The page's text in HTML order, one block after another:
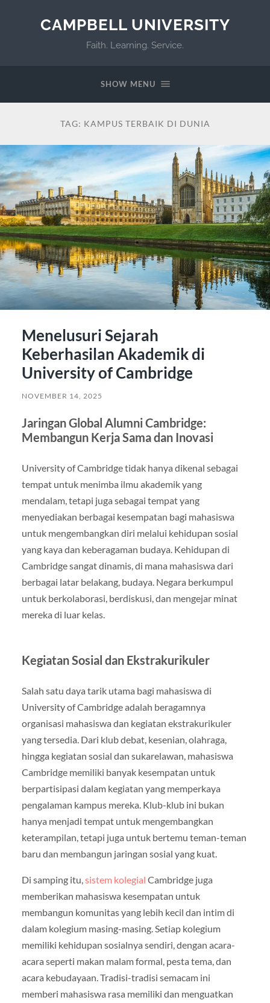
CAMPBELL UNIVERSITY
Faith. Learning. Service.
SHOW MENU
TAG: KAMPUS TERBAIK DI DUNIA
Menelusuri Sejarah
Keberhasilan Akademik di
University of Cambridge
NOVEMBER 14, 2025
Jaringan Global Alumni Cambridge:
Membangun Kerja Sama dan Inovasi
University of Cambridge tidak hanya dikenal sebagai
tempat untuk menimba ilmu akademik yang
mendalam, tetapi juga sebagai tempat yang
menyediakan berbagai kesempatan bagi mahasiswa
untuk mengembangkan diri melalui kehidupan sosial
yang kaya dan keberagaman budaya. Kehidupan di
Cambridge sangat dinamis, di mana mahasiswa dari
berbagai latar belakang, budaya. Negara berkumpul
untuk berkolaborasi, berdiskusi, dan mengejar minat
mereka di luar kelas.
Kegiatan Sosial dan Ekstrakurikuler
Salah satu daya tarik utama bagi mahasiswa di
University of Cambridge adalah beragamnya
organisasi mahasiswa dan kegiatan ekstrakurikuler
yang tersedia. Dari klub debat, kesenian, olahraga,
hingga kegiatan sosial dan sukarelawan, mahasiswa
Cambridge memiliki banyak kesempatan untuk
berpartisipasi dalam kegiatan yang memperkaya
pengalaman kampus mereka. Klub-klub ini bukan
hanya menjadi tempat untuk mengembangkan
keterampilan, tetapi juga untuk bertemu teman-teman
baru dan membangun jaringan sosial yang kuat.
Di samping itu, sistem kolegial Cambridge juga
memberikan mahasiswa kesempatan untuk
membangun komunitas yang lebih kecil dan intim di
dalam kolegium masing-masing. Setiap kolegium
memiliki kehidupan sosialnya sendiri, dengan acara-
acara seperti makan malam formal, pesta tema, dan
acara kebudayaan. Tradisi-tradisi semacam ini
memberi mahasiswa rasa memiliki dan menguatkan